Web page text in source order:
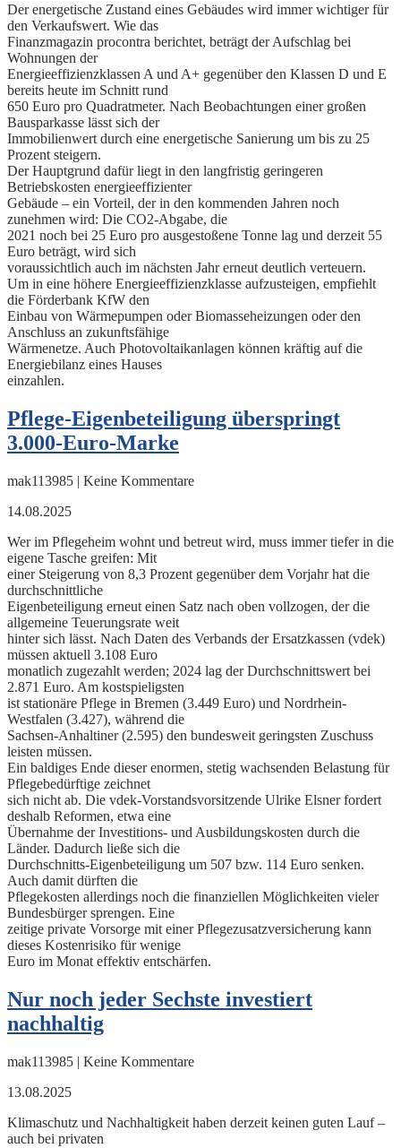
Der energetische Zustand eines Gebäudes wird immer wichtiger für
den Verkaufswert. Wie das
Finanzmagazin procontra berichtet, beträgt der Aufschlag bei
Wohnungen der
Energieeffizienzklassen A und A+ gegenüber den Klassen D und E
bereits heute im Schnitt rund
650 Euro pro Quadratmeter. Nach Beobachtungen einer großen
Bausparkasse lässt sich der
Immobilienwert durch eine energetische Sanierung um bis zu 25
Prozent steigern.
Der Hauptgrund dafür liegt in den langfristig geringeren
Betriebskosten energieeffizienter
Gebäude – ein Vorteil, der in den kommenden Jahren noch
zunehmen wird: Die CO2-Abgabe, die
2021 noch bei 25 Euro pro ausgestoßene Tonne lag und derzeit 55
Euro beträgt, wird sich
voraussichtlich auch im nächsten Jahr erneut deutlich verteuern.
Um in eine höhere Energieeffizienzklasse aufzusteigen, empfiehlt
die Förderbank KfW den
Einbau von Wärmepumpen oder Biomasseheizungen oder den
Anschluss an zukunftsfähige
Wärmenetze. Auch Photovoltaikanlagen können kräftig auf die
Energiebilanz eines Hauses
einzahlen.
Pflege-Eigenbeteiligung überspringt
3.000-Euro-Marke
mak113985 | Keine Kommentare
14.08.2025
Wer im Pflegeheim wohnt und betreut wird, muss immer tiefer in die
eigene Tasche greifen: Mit
einer Steigerung von 8,3 Prozent gegenüber dem Vorjahr hat die
durchschnittliche
Eigenbeteiligung erneut einen Satz nach oben vollzogen, der die
allgemeine Teuerungsrate weit
hinter sich lässt. Nach Daten des Verbands der Ersatzkassen (vdek)
müssen aktuell 3.108 Euro
monatlich zugezahlt werden; 2024 lag der Durchschnittswert bei
2.871 Euro. Am kostspieligsten
ist stationäre Pflege in Bremen (3.449 Euro) und Nordrhein-
Westfalen (3.427), während die
Sachsen-Anhaltiner (2.595) den bundesweit geringsten Zuschuss
leisten müssen.
Ein baldiges Ende dieser enormen, stetig wachsenden Belastung für
Pflegebedürftige zeichnet
sich nicht ab. Die vdek-Vorstandsvorsitzende Ulrike Elsner fordert
deshalb Reformen, etwa eine
Übernahme der Investitions- und Ausbildungskosten durch die
Länder. Dadurch ließe sich die
Durchschnitts-Eigenbeteiligung um 507 bzw. 114 Euro senken.
Auch damit dürften die
Pflegekosten allerdings noch die finanziellen Möglichkeiten vieler
Bundesbürger sprengen. Eine
zeitige private Vorsorge mit einer Pflegezusatzversicherung kann
dieses Kostenrisiko für wenige
Euro im Monat effektiv entschärfen.
Nur noch jeder Sechste investiert
nachhaltig
mak113985 | Keine Kommentare
13.08.2025
Klimaschutz und Nachhaltigkeit haben derzeit keinen guten Lauf –
auch bei privaten